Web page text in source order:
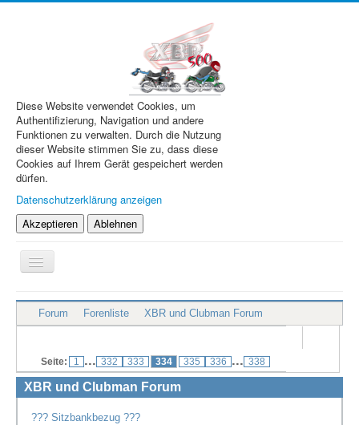
Diese Website verwendet Cookies, um
Authentifizierung, Navigation und andere
Funktionen zu verwalten. Durch die Nutzung
dieser Website stimmen Sie zu, dass diese
Cookies auf Ihrem Gerät gespeichert werden
dürfen.
Datenschutzerklärung anzeigen
Akzeptieren
Ablehnen
Navigation
an/aus
XBR.de
Technik
Forum
Treffen & Touren
Cafe-Ecke
Forum Forenliste XBR und Clubman Forum
Seite: 1 ... 332 333 334 335 336 ... 338
XBR und Clubman Forum
??? Sitzbankbezug ???